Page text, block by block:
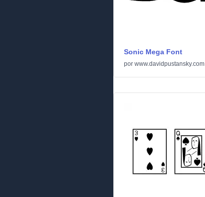
Sonic Mega Font
por www.davidpustansky.com